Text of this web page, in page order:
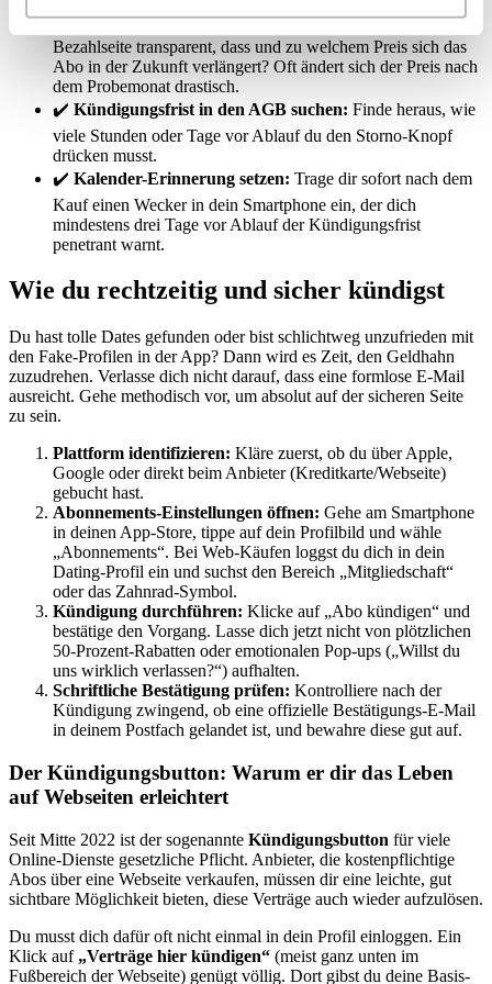
✔️Automatische Verlängerung lokalisieren:Steht auf der
Bezahlseite transparent, dass und zu welchem Preis sich das
Abo in der Zukunft verlängert? Oft ändert sich der Preis nach
dem Probemonat drastisch.
✔️ Kündigungsfrist in den AGB suchen: Finde heraus, wie
viele Stunden oder Tage vor Ablauf du den Storno-Knopf
drücken musst.
✔️ Kalender-Erinnerung setzen: Trage dir sofort nach dem
Kauf einen Wecker in dein Smartphone ein, der dich
mindestens drei Tage vor Ablauf der Kündigungsfrist
penetrant warnt.
Wie du rechtzeitig und sicher kündigst
Du hast tolle Dates gefunden oder bist schlichtweg unzufrieden mit
den Fake-Profilen in der App? Dann wird es Zeit, den Geldhahn
zuzudrehen. Verlasse dich nicht darauf, dass eine formlose E-Mail
ausreicht. Gehe methodisch vor, um absolut auf der sicheren Seite
zu sein.
Plattform identifizieren: Kläre zuerst, ob du über Apple,
Google oder direkt beim Anbieter (Kreditkarte/Webseite)
gebucht hast.
Abonnements-Einstellungen öffnen: Gehe am Smartphone
in deinen App-Store, tippe auf dein Profilbild und wähle
„Abonnements“. Bei Web-Käufen loggst du dich in dein
Dating-Profil ein und suchst den Bereich „Mitgliedschaft“
oder das Zahnrad-Symbol.
Kündigung durchführen: Klicke auf „Abo kündigen“ und
bestätige den Vorgang. Lasse dich jetzt nicht von plötzlichen
50-Prozent-Rabatten oder emotionalen Pop-ups („Willst du
uns wirklich verlassen?“) aufhalten.
Schriftliche Bestätigung prüfen: Kontrolliere nach der
Kündigung zwingend, ob eine offizielle Bestätigungs-E-Mail
in deinem Postfach gelandet ist, und bewahre diese gut auf.
Der Kündigungsbutton: Warum er dir das Leben
auf Webseiten erleichtert
Seit Mitte 2022 ist der sogenannte Kündigungsbutton für viele
Online-Dienste gesetzliche Pflicht. Anbieter, die kostenpflichtige
Abos über eine Webseite verkaufen, müssen dir eine leichte, gut
sichtbare Möglichkeit bieten, diese Verträge auch wieder aufzulösen.
Du musst dich dafür oft nicht einmal in dein Profil einloggen. Ein
Klick auf „Verträge hier kündigen“ (meist ganz unten im
Fußbereich der Webseite) genügt völlig. Dort gibst du deine Basis-